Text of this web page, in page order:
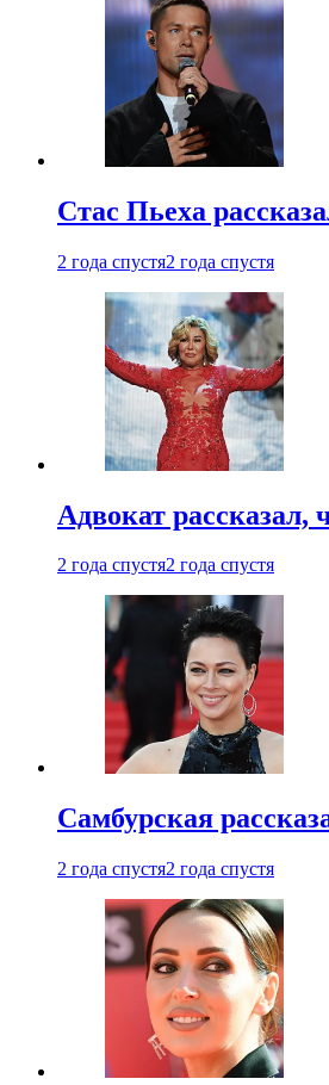
Стас Пьеха
2 года спустя2 года спустя
Адвокат рассказал,
2 года спустя2 года спустя
Самбурская
2 года спустя2 года спустя